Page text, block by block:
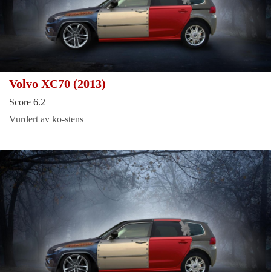
Volvo XC70 (2013)
Score 6.2
Vurdert av ko-stens